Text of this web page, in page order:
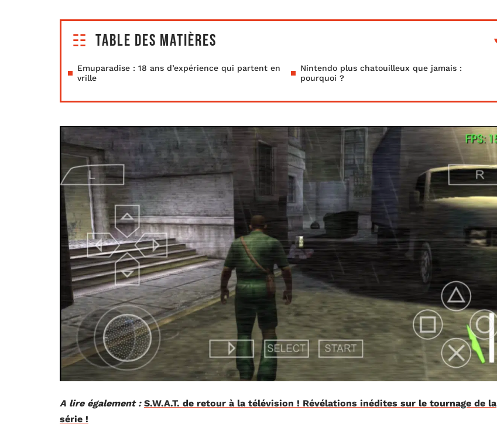
Table des matières
Emuparadise : 18 ans d’expérience qui partent en
vrille
Nintendo plus chatouilleux que jamais :
pourquoi ?
A lire également : S.W.A.T. de retour à la télévision ! Révélations inédites sur le tournage de la
série !